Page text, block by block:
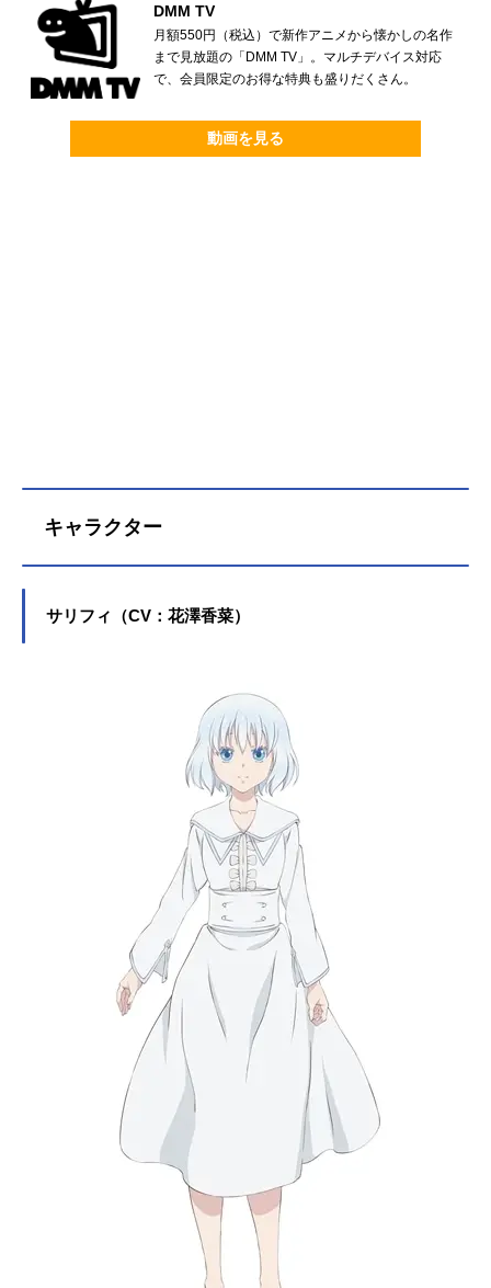
DMM TV
月額550円（税込）で新作アニメから懐かしの名作
まで見放題の「DMM TV」。マルチデバイス対応
で、会員限定のお得な特典も盛りだくさん。
動画を見る
キャラクター
サリフィ（CV：花澤香菜）